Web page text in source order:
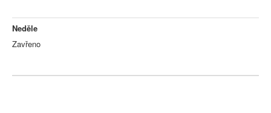
Neděle
Zavřeno